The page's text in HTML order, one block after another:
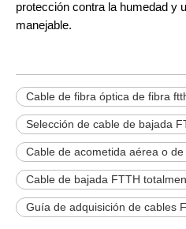
protección contra la humedad y
manejable.
Cable de fibra óptica de fibra
Selección de cable de bajada
Cable de acometida aérea o
Cable de bajada FTTH
Guía de adquisición de cables